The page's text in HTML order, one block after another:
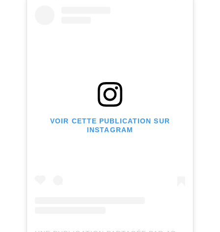
VOIR CETTE PUBLICATION SUR
INSTAGRAM